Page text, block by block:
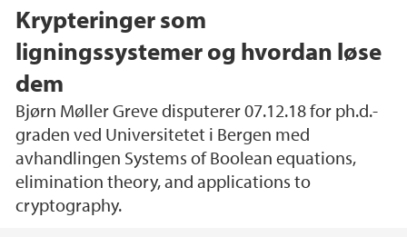
Krypteringer som
ligningssystemer og hvordan løse
dem
Bjørn Møller Greve disputerer 07.12.18 for ph.d.-
graden ved Universitetet i Bergen med
avhandlingen Systems of Boolean equations,
elimination theory, and applications to
cryptography.